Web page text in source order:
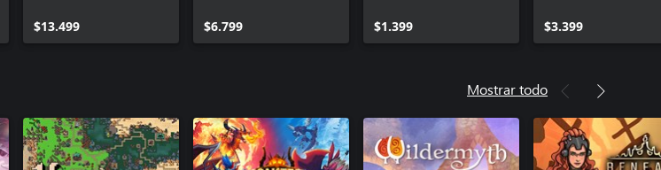
$13.499 $6.799 $1.399 $3.399
Mostrar todo